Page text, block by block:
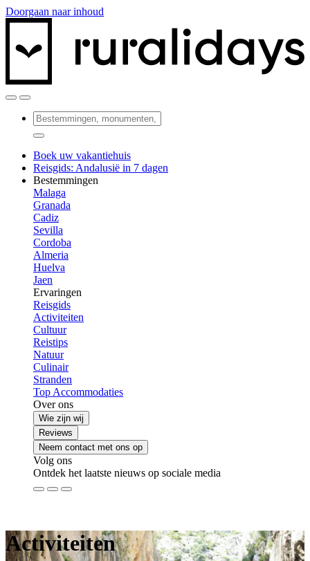
Doorgaan naar inhoud
Boek uw vakantiehuis
Reisgids: Andalusië in 7 dagen
Bestemmingen
Malaga
Granada
Cadiz
Sevilla
Cordoba
Almeria
Huelva
Jaen
Ervaringen
Reisgids
Activiteiten
Cultuur
Reistips
Natuur
Culinair
Stranden
Top Accommodaties
Over ons
Wie zijn wij
Reviews
Neem contact met ons op
Volg ons
Ontdek het laatste nieuws op sociale media
Activiteiten